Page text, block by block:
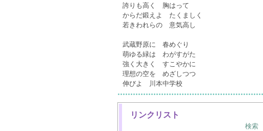
誇りも高く 胸はって
からだ鍛えよ たくましく
若きわれらの 意気高し
武蔵野原に 春めぐり
萌ゆる緑は わがすがた
強く大きく すこやかに
理想の空を めざしつつ
伸びよ 川本中学校
リンクリスト
検索